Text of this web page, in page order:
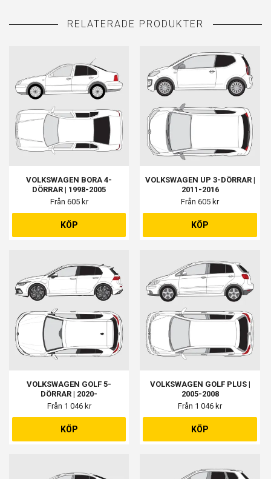
VOLKSWAGEN BORA 4-
DÖRRAR | 1998-2005
Från 605 kr
KÖP
VOLKSWAGEN UP 3-DÖRRAR |
2011-2016
Från 605 kr
KÖP
VOLKSWAGEN GOLF 5-
DÖRRAR | 2020-
Från 1 046 kr
KÖP
VOLKSWAGEN GOLF PLUS |
2005-2008
Från 1 046 kr
KÖP